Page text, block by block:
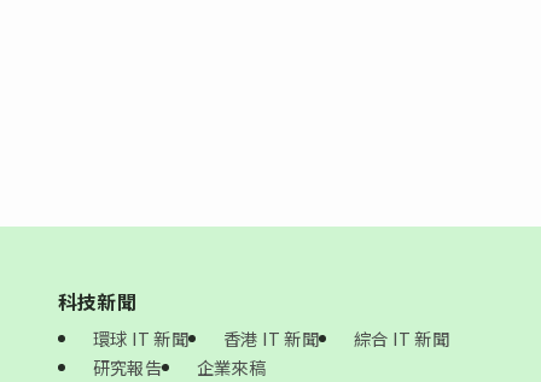
科技新聞
環球 IT 新聞 香港 IT 新聞
綜合 IT 新聞
研究報告
企業來稿